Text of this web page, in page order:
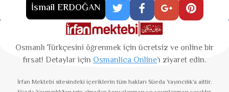
İsmail ERDOĞAN
Osmanlı Türkçesini öğrenmek için ücretsiz ve online bir
fırsat! Detaylar için Osmanlica Online’ı ziyaret edin.
İrfan Mektebi sitesindeki içeriklerin tüm hakları Süeda Yayıncılık'a aittir.